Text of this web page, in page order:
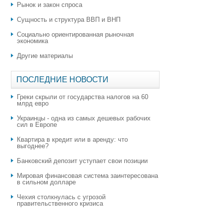
Рынок и закон спроса
Сущность и структура ВВП и ВНП
Социально ориентированная рыночная
экономика
Другие материалы
ПОСЛЕДНИЕ НОВОСТИ
Греки скрыли от государства налогов на 60
млрд евро
Украинцы - одна из самых дешевых рабочих
сил в Европе
Квартира в кредит или в аренду: что
выгоднее?
​Банковский депозит уступает свои позиции
Мировая финансовая система заинтересована
в сильном долларе
Чехия столкнулась с угрозой
правительственного кризиса